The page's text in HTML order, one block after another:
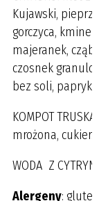
Kujawski, pieprz
gorczyca,
majeranek,
czosnek
bez soli,
KOMPOT
mrożona, cukier.
WODA Z
Alergeny: